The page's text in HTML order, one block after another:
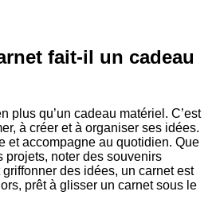
fait-il un cadeau
plus qu’un cadeau matériel. C’est
à créer et à organiser ses idées.
et accompagne au quotidien. Que
projets, noter des souvenirs
des idées, un carnet est
prêt à glisser un carnet sous le